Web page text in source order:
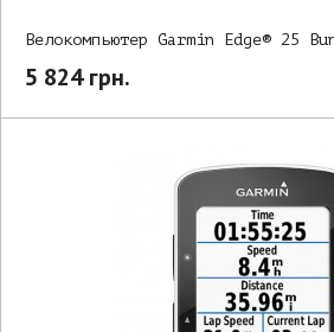
Велокомпьютер Garmin Edge® 25
5 824 грн.